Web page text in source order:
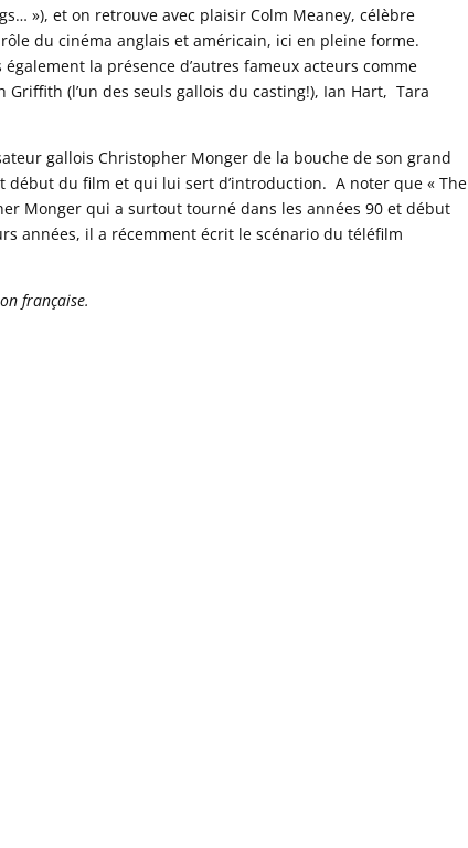
»), et on retrouve avec plaisir Colm Meaney, célèbre
du cinéma anglais et américain, ici en pleine forme.
également la présence d’autres fameux acteurs comme
Griffith (l’un des seuls gallois du casting!), Ian Hart, Tara
gallois Christopher Monger de la bouche de son grand
début du film et qui lui sert d’introduction. A noter que « The
Monger qui a surtout tourné dans les années 90 et début
années, il a récemment écrit le scénario du téléfilm
française.